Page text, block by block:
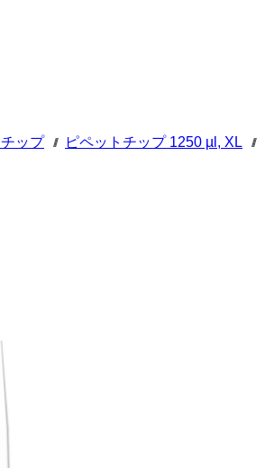
ップ /// ピペットチップ 1250 µl, XL ///